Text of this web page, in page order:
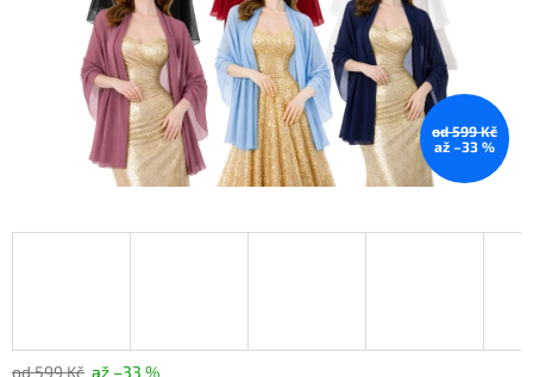
od 599 Kč
až –33 %
od 599 Kč až –33 %